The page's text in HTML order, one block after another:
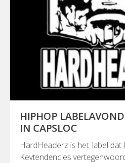
HIPHOP
IN CAPSLOC
HardHeaderz is het Iabel dat
Kevtendencies